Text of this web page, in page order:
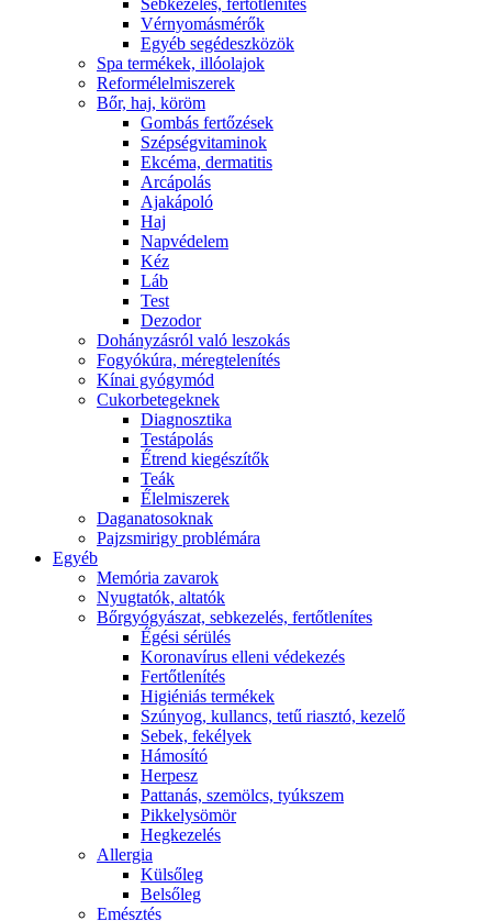
Sebkezelés, fertőtlenítés
Vérnyomásmérők
Egyéb segédeszközök
Spa termékek, illóolajok
Reformélelmiszerek
Bőr, haj, köröm
Gombás fertőzések
Szépségvitaminok
Ekcéma, dermatitis
Arcápolás
Ajakápoló
Haj
Napvédelem
Kéz
Láb
Test
Dezodor
Dohányzásról való leszokás
Fogyókúra, méregtelenítés
Kínai gyógymód
Cukorbetegeknek
Diagnosztika
Testápolás
É́trend kiegészítők
Teák
É́lelmiszerek
Daganatosoknak
Pajzsmirigy problémára
Egyéb
Memória zavarok
Nyugtatók, altatók
Bőrgyógyászat, sebkezelés, fertőtlenítes
É́gési sérülés
Koronavírus elleni védekezés
Fertőtlenítés
Higiéniás termékek
Szúnyog, kullancs, tetű riasztó, kezelő
Sebek, fekélyek
Hámosító
Herpesz
Pattanás, szemölcs, tyúkszem
Pikkelysömör
Hegkezelés
Allergia
Külsőleg
Belsőleg
Emésztés